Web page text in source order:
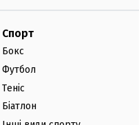
Спорт
Бокс
Футбол
Теніс
Біатлон